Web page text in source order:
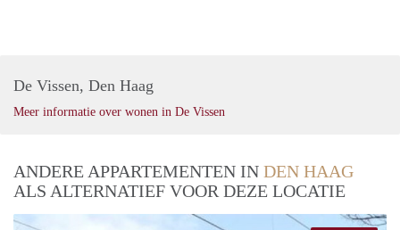
De Vissen, Den Haag
Meer informatie over wonen in De Vissen
ANDERE APPARTEMENTEN IN DEN HAAG
ALS ALTERNATIEF VOOR DEZE LOCATIE